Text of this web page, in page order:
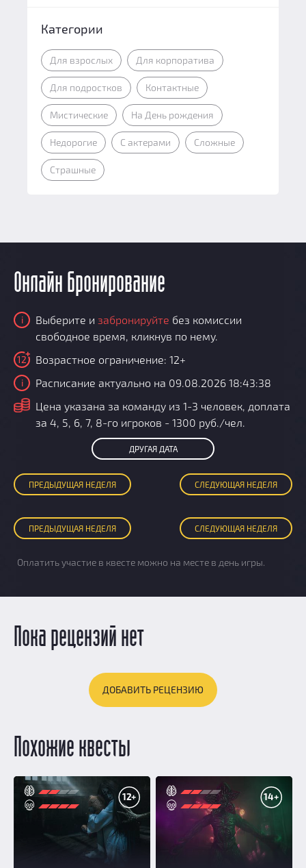
Категории
Для взрослых Для корпоратива
Для подростков Контактные
Мистические На День рождения
Недорогие С актерами Сложные
Страшные
Онлайн бронирование
i Выберите и забронируйте без комиссии
свободное время, кликнув по нему.
12 Возрастное ограничение: 12+
i Расписание актуально на 09.08.2026 18:43:38
i
Цена указана за команду из 1-3 человек, доплата
за 4, 5, 6, 7, 8-го игроков - 1300 руб./чел.
ДРУГАЯ ДАТА
ПРЕДЫДУЩАЯ НЕДЕЛЯ СЛЕДУЮЩАЯ НЕДЕЛЯ
ПРЕДЫДУЩАЯ НЕДЕЛЯ СЛЕДУЮЩАЯ НЕДЕЛЯ
Оплатить участие в квесте можно на месте в день игры.
Пока рецензий нет
ДОБАВИТЬ РЕЦЕНЗИЮ
Похожие квесты
12+ 14+